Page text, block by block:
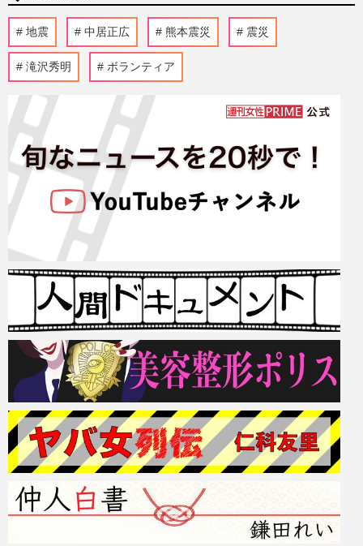
地震 中居正広 熊本震災 震災
滝沢秀明 ボランティア